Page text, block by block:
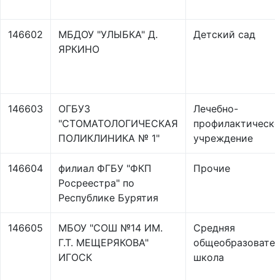
146602
МБДОУ "УЛЫБКА" Д.
ЯРКИНО
Детский сад
146603
ОГБУЗ
"СТОМАТОЛОГИЧЕСКАЯ
ПОЛИКЛИНИКА № 1"
Лечебно-
учреждение
146604
филиал ФГБУ "ФКП
Росреестра" по
Республике Бурятия
Прочие
146605
МБОУ "СОШ №14 ИМ.
Г.Т. МЕЩЕРЯКОВА"
ИГОСК
Средняя
школа